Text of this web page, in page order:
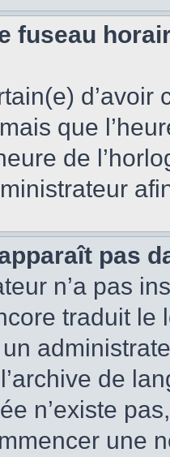
fuseau
que
de
pas
n’a pas
traduit
de
n’existe
une